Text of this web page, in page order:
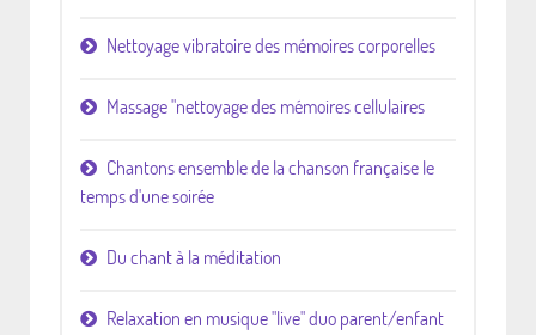
Nettoyage vibratoire des mémoires corporelles
Massage "nettoyage des mémoires cellulaires
Chantons ensemble de la chanson française le
temps d'une soirée
Du chant à la méditation
Relaxation en musique "live" duo parent/enfant